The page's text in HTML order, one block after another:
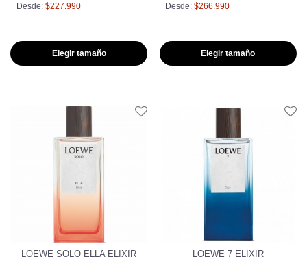
Desde:$227.990
Elegir tamaño
Desde: $266.990
Elegir tamaño
LOEWE SOLO ELLA ELIXIR LOEWE 7 ELIXIR